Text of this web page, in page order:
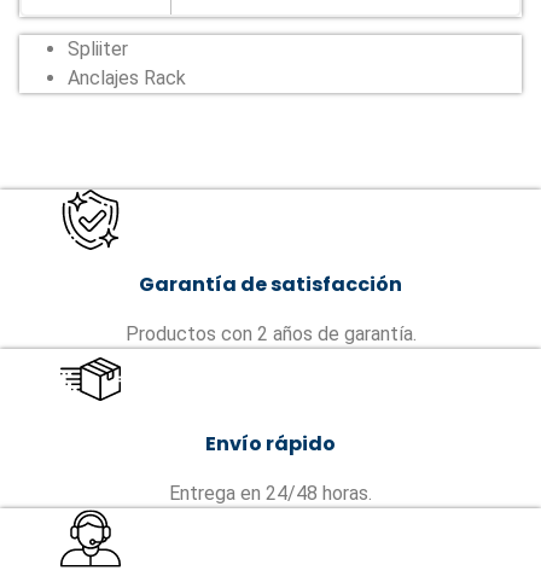
Spliiter
Anclajes Rack
Garantía de satisfacción
Productos con 2 años de garantía.
Envío rápido
Entrega en 24/48 horas.